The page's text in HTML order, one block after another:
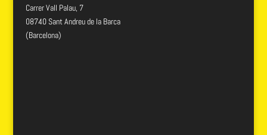
Carrer Vall Palau, 7
08740 Sant Andreu de la Barca
(Barcelona)